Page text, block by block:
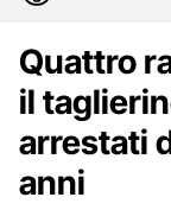
Quattro
il
arrestati
anni